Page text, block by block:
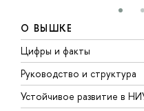
О ВЫШКЕ
Цифры и факты
Руководство и структура
Устойчивое развитие в